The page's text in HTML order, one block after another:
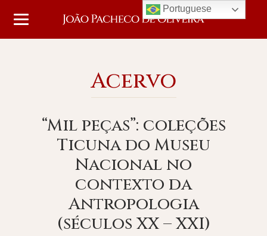
Acervo
“Mil peças”: coleções
Ticuna do Museu
Nacional no
contexto da
Antropologia
(séculos XX – XXI)
Portuguese